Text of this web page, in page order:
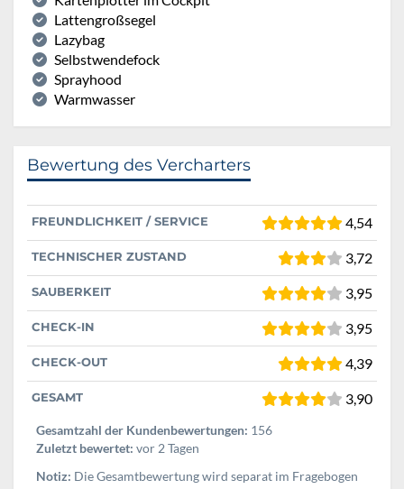
Lattengroßsegel
Lazybag
Selbstwendefock
Sprayhood
Warmwasser
Bewertung des Vercharters
FREUNDLICHKEIT / SERVICE 4,54
TECHNISCHER ZUSTAND 3,72
SAUBERKEIT 3,95
CHECK-IN 3,95
CHECK-OUT 4,39
GESAMT 3,90
Gesamtzahl der Kundenbewertungen: 156
Zuletzt bewertet: vor 2 Tagen
Notiz: Die Gesamtbewertung wird separat im Fragebogen